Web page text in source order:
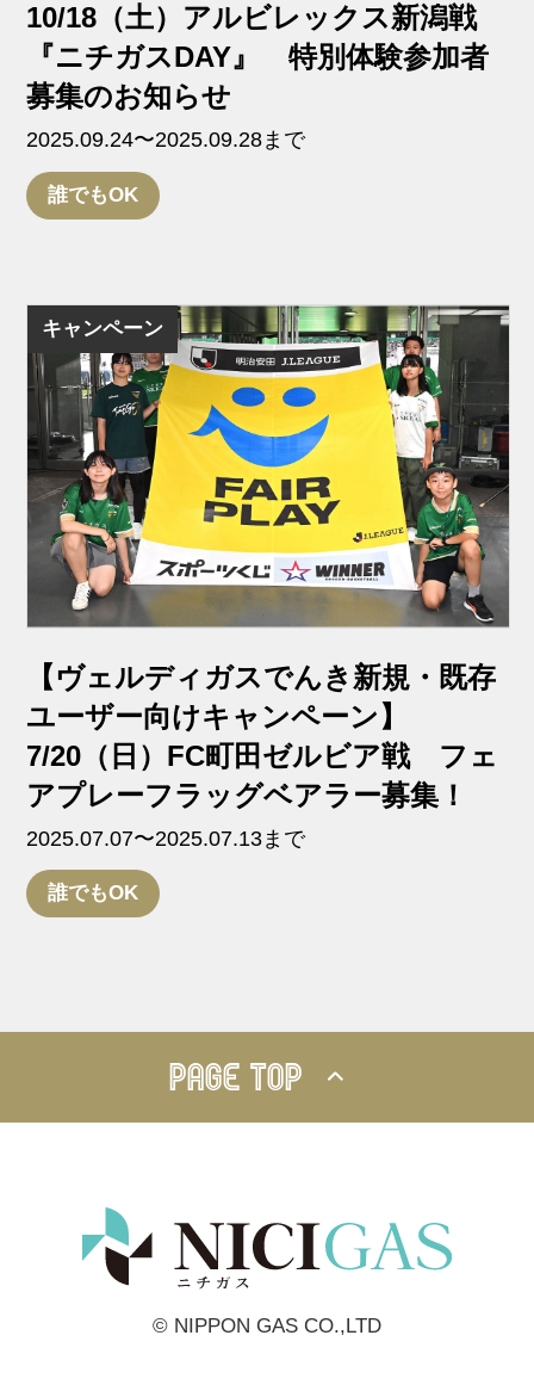
10/18（土）アルビレックス新潟戦
『ニチガスDAY』 特別体験参加者
募集のお知らせ
2025.09.24〜2025.09.28まで
誰でもOK
キャンペーン
【ヴェルディガスでんき新規・既存
ユーザー向けキャンペーン】
7/20（日）FC町田ゼルビア戦 フェ
アプレーフラッグベアラー募集！
2025.07.07〜2025.07.13まで
誰でもOK
PAGE TOP
© NIPPON GAS CO.,LTD